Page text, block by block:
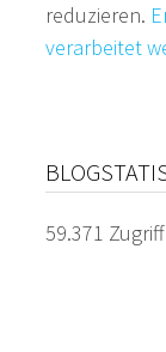
reduzieren.
verarbeitet
59.371